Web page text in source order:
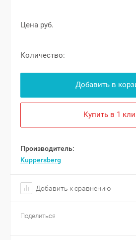
Цена руб.
Количество:
Добавить в
Купить в 1
Производитель:
Kuppersberg
Добавить к сравнению
Поделиться